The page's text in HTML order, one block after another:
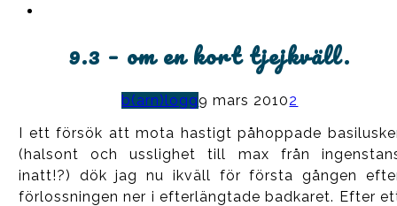
9.3 – om en kort tjejkväll.
b(arn)logg9 mars 20102
I ett försök att mota hastigt påhoppade
(halsont och usslighet till max från
inatt!?) dök jag nu ikväll för första gången
förlossningen ner i efterlängtade badkaret. Efter